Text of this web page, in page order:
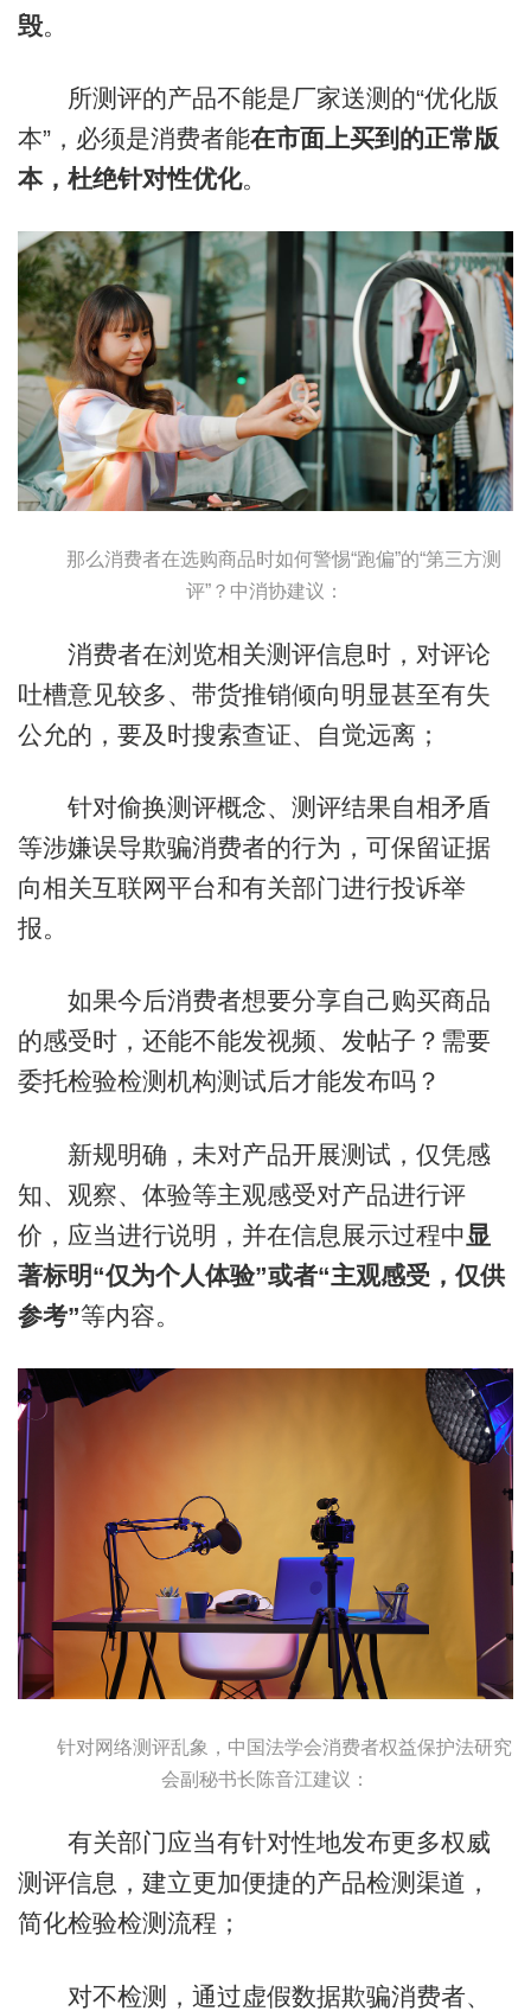
毁。
所测评的产品不能是厂家送测的“优化版
本”，必须是消费者能在市面上买到的正常版
本，杜绝针对性优化。
那么消费者在选购商品时如何警惕“跑偏”的“第三方测
评”？中消协建议：
消费者在浏览相关测评信息时，对评论
吐槽意见较多、带货推销倾向明显甚至有失
公允的，要及时搜索查证、自觉远离；
针对偷换测评概念、测评结果自相矛盾
等涉嫌误导欺骗消费者的行为，可保留证据
向相关互联网平台和有关部门进行投诉举
报。
如果今后消费者想要分享自己购买商品
的感受时，还能不能发视频、发帖子？需要
委托检验检测机构测试后才能发布吗？
新规明确，未对产品开展测试，仅凭感
知、观察、体验等主观感受对产品进行评
价，应当进行说明，并在信息展示过程中显
著标明“仅为个人体验”或者“主观感受，仅供
参考”等内容。
针对网络测评乱象，中国法学会消费者权益保护法研究
会副秘书长陈音江建议：
有关部门应当有针对性地发布更多权威
测评信息，建立更加便捷的产品检测渠道，
简化检验检测流程；
对不检测，通过虚假数据欺骗消费者、